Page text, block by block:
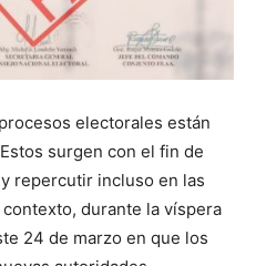
electorales están
surgen con el fin de
repercutir incluso en las
durante la víspera
24 de marzo en que los